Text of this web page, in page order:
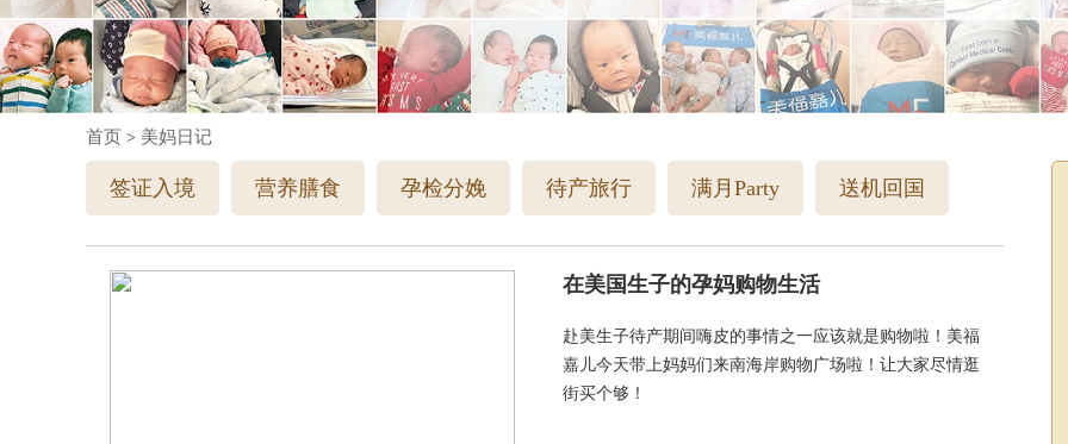
首页 > 美妈日记
签证入境 营养膳食 孕检分娩 待产旅行 满月Party 送机回国
宝妈反馈
在美国生子的孕妈购物生活
赴美生子待产期间嗨皮的事情之一应该就是购物啦！美福
嘉儿今天带上妈妈们来南海岸购物广场啦！让大家尽情逛
街买个够！